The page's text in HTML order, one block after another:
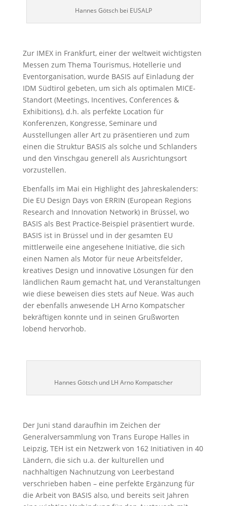
Hannes Götsch bei EUSALP
Zur IMEX in Frankfurt, einer der weltweit wichtigsten
Messen zum Thema Tourismus, Hotellerie und
Eventorganisation, wurde BASIS auf Einladung der
IDM Südtirol gebeten, um sich als optimalen MICE-
Standort (Meetings, Incentives, Conferences &
Exhibitions), d.h. als perfekte Location für
Konferenzen, Kongresse, Seminare und
Ausstellungen aller Art zu präsentieren und zum
einen die Struktur BASIS als solche und Schlanders
und den Vinschgau generell als Ausrichtungsort
vorzustellen.
Ebenfalls im Mai ein Highlight des Jahreskalenders:
Die EU Design Days von ERRIN (European Regions
Research and Innovation Network) in Brüssel, wo
BASIS als Best Practice-Beispiel präsentiert wurde.
BASIS ist in Brüssel und in der gesamten EU
mittlerweile eine angesehene Initiative, die sich
einen Namen als Motor für neue Arbeitsfelder,
kreatives Design und innovative Lösungen für den
ländlichen Raum gemacht hat, und Veranstaltungen
wie diese beweisen dies stets auf Neue. Was auch
der ebenfalls anwesende LH Arno Kompatscher
bekräftigen konnte und in seinen Grußworten
lobend hervorhob.
Hannes Götsch und LH Arno Kompatscher
Der Juni stand daraufhin im Zeichen der
Generalversammlung von Trans Europe Halles in
Leipzig, TEH ist ein Netzwerk von 162 Initiativen in 40
Ländern, die sich u.a. der kulturellen und
nachhaltigen Nachnutzung von Leerbestand
verschrieben haben – eine perfekte Ergänzung für
die Arbeit von BASIS also, und bereits seit Jahren